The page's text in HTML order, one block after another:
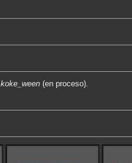
koke_ween(en proceso).